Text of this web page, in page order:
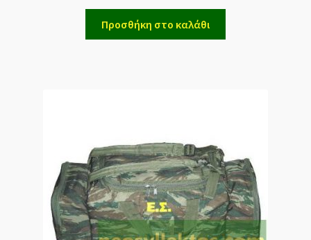
Προσθήκη στο καλάθι